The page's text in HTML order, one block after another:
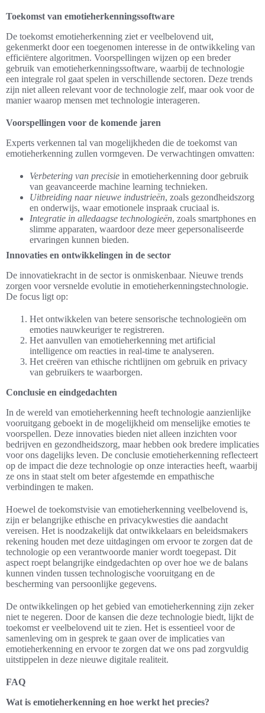
Toekomst van emotieherkenningssoftware
De toekomst emotieherkenning ziet er veelbelovend uit,
gekenmerkt door een toegenomen interesse in de ontwikkeling van
efficiëntere algoritmen. Voorspellingen wijzen op een breder
gebruik van emotieherkenningssoftware, waarbij de technologie
een integrale rol gaat spelen in verschillende sectoren. Deze trends
zijn niet alleen relevant voor de technologie zelf, maar ook voor de
manier waarop mensen met technologie interageren.
Voorspellingen voor de komende jaren
Experts verkennen tal van mogelijkheden die de toekomst van
emotieherkenning zullen vormgeven. De verwachtingen omvatten:
Verbetering van precisie in emotieherkenning door gebruik
van geavanceerde machine learning technieken.
Uitbreiding naar nieuwe industrieën, zoals gezondheidszorg
en onderwijs, waar emotionele inspraak cruciaal is.
Integratie in alledaagse technologieën, zoals smartphones en
slimme apparaten, waardoor deze meer gepersonaliseerde
ervaringen kunnen bieden.
Innovaties en ontwikkelingen in de sector
De innovatiekracht in de sector is onmiskenbaar. Nieuwe trends
zorgen voor versnelde evolutie in emotieherkenningstechnologie.
De focus ligt op:
Het ontwikkelen van betere sensorische technologieën om
emoties nauwkeuriger te registreren.
Het aanvullen van emotieherkenning met artificial
intelligence om reacties in real-time te analyseren.
Het creëren van ethische richtlijnen om gebruik en privacy
van gebruikers te waarborgen.
Conclusie en eindgedachten
In de wereld van emotieherkenning heeft technologie aanzienlijke
vooruitgang geboekt in de mogelijkheid om menselijke emoties te
voorspellen. Deze innovaties bieden niet alleen inzichten voor
bedrijven en gezondheidszorg, maar hebben ook bredere implicaties
voor ons dagelijks leven. De conclusie emotieherkenning reflecteert
op de impact die deze technologie op onze interacties heeft, waarbij
ze ons in staat stelt om beter afgestemde en empathische
verbindingen te maken.
Hoewel de toekomstvisie van emotieherkenning veelbelovend is,
zijn er belangrijke ethische en privacykwesties die aandacht
vereisen. Het is noodzakelijk dat ontwikkelaars en beleidsmakers
rekening houden met deze uitdagingen om ervoor te zorgen dat de
technologie op een verantwoorde manier wordt toegepast. Dit
aspect roept belangrijke eindgedachten op over hoe we de balans
kunnen vinden tussen technologische vooruitgang en de
bescherming van persoonlijke gegevens.
De ontwikkelingen op het gebied van emotieherkenning zijn zeker
niet te negeren. Door de kansen die deze technologie biedt, lijkt de
toekomst er veelbelovend uit te zien. Het is essentieel voor de
samenleving om in gesprek te gaan over de implicaties van
emotieherkenning en ervoor te zorgen dat we ons pad zorgvuldig
uitstippelen in deze nieuwe digitale realiteit.
FAQ
Wat is emotieherkenning en hoe werkt het precies?